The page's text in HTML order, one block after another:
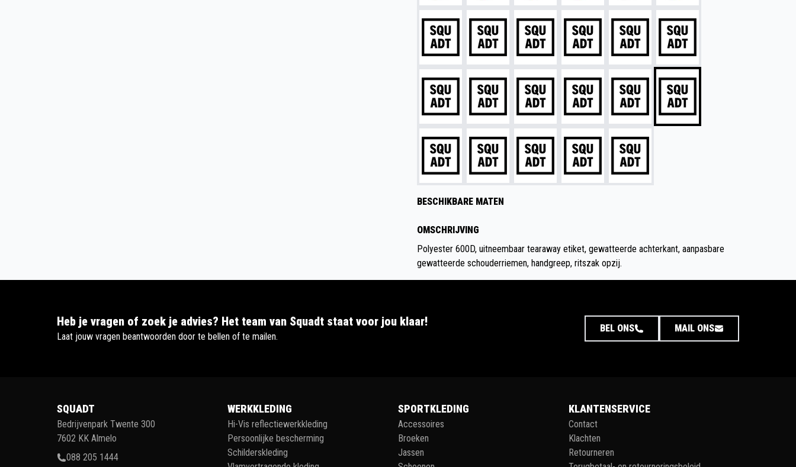
BESCHIKBARE MATEN
OMSCHRIJVING
Polyester 600D, uitneembaar tearaway etiket, gewatteerde achterkant, aanpasbare
gewatteerde schouderriemen, handgreep, ritszak opzij.
Heb je vragen of zoek je advies? Het team van Squadt staat voor jou klaar!
Laat jouw vragen beantwoorden door te bellen of te mailen.
BEL ONS MAIL ONS
SQUADT
Bedrijvenpark Twente 300
7602 KK Almelo
088 205 1444
WERKKLEDING
Hi-Vis reflectiewerkkleding
Persoonlijke bescherming
Schilderskleding
SPORTKLEDING
Accessoires
Broeken
Jassen
KLANTENSERVICE
Contact
Klachten
Retourneren